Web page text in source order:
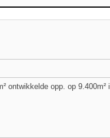
ontwikkelde opp. op